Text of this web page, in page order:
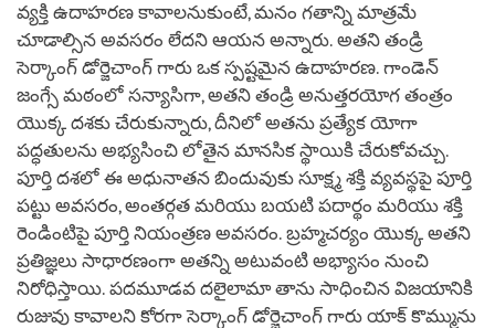
వ్యక్తి ఉదాహరణ కావాలనుకుంటే, మనం గతాన్ని మాత్రమే
చూడాల్సిన అవసరం లేదని ఆయన అన్నారు. అతని తండ్రి
సెర్కాంగ్ డోర్జెచాంగ్ గారు ఒక స్పష్టమైన ఉదాహరణ. గాండెన్
జంగ్సే మఠంలో సన్యాసిగా, అతని తండ్రి అనుత్తరయోగ తంత్రం
యొక్క దశకు చేరుకున్నారు, దీనిలో అతను ప్రత్యేక యోగా
పద్ధతులను అభ్యసించి లోతైన మానసిక స్థాయికి చేరుకోవచ్చు.
పూర్తి దశలో ఈ అధునాతన బిందువుకు సూక్ష్మ శక్తి వ్యవస్థపై పూర్తి
పట్టు అవసరం, అంతర్గత మరియు బయటి పదార్థం మరియు శక్తి
రెండింటిపై పూర్తి నియంత్రణ అవసరం. బ్రహ్మచర్యం యొక్క అతని
ప్రతిజ్ఞలు సాధారణంగా అతన్ని అటువంటి అభ్యాసం నుంచి
నిరోధిస్తాయి. పదమూడవ దలైలామా తాను సాధించిన విజయానికి
రుజువు కావాలని కోరగా సెర్కాంగ్ డోర్జెచాంగ్ గారు యాక్ కొమ్మును